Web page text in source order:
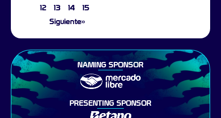
12
13 14
15
Siguiente»
NAMING SPONSOR
PRESENTING SPONSOR